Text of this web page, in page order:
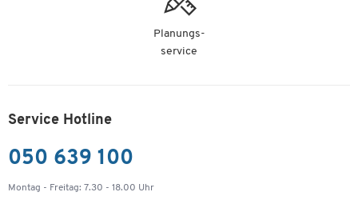
Planungs-
service
Service Hotline
050 639 100
Montag - Freitag: 7.30 - 18.00 Uhr